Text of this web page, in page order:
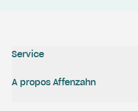
Service
A propos Affenzahn